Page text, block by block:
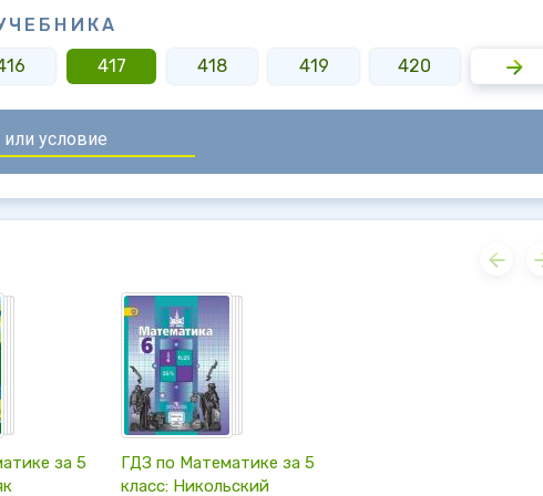
417 418 419 420 421
за 5
ГДЗ по Математике за 5
класс: Никольский